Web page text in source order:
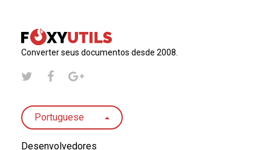
Converter seus documentos desde 2008.
Portuguese
Desenvolvedores